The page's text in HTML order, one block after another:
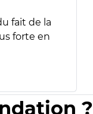
fait de la
forte en
?